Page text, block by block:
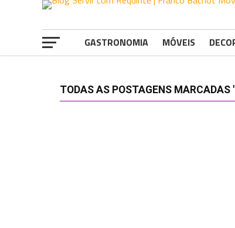
GASTRONOMIA MÓVEIS
TODAS AS POSTAGENS MARCADAS